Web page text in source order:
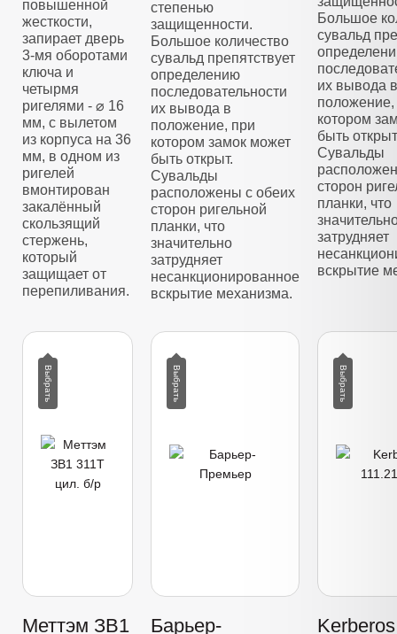
повышенной
жесткости,
запирает дверь
3-мя оборотами
ключа и
четырмя
ригелями - ⌀ 16
мм, с вылетом
из корпуса на 36
мм, в одном из
ригелей
вмонтирован
закалённый
скользящий
стержень,
который
защищает от
перепиливания.
степенью
защищенности.
Большое количество
сувальд препятствует
определению
последовательности
их вывода в
положение, при
котором замок может
быть открыт.
Сувальды
расположены с обеих
сторон ригельной
планки, что
значительно
затрудняет
несанкционированное
вскрытие механизма.
Большое
сувальд
их вывода в
положение,
котором
быть
Сувальды
сторон
планки, что
затрудняет
вскрытие
Меттэм ЗВ1
Барьер-
Kerberos